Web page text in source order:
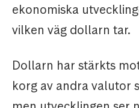
ekonomiska
vilken väg dollarn tar.
Dollarn har stärkts
korg av andra valutor